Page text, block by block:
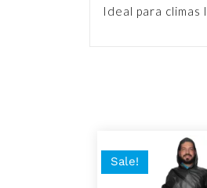
Ideal para
Sale!